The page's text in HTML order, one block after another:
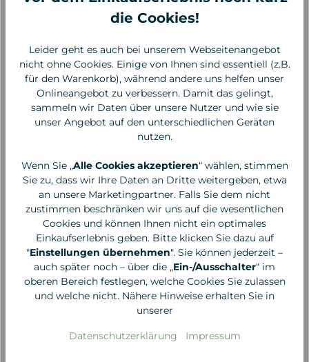
Nagellack
Manucurist
RED CORAL Green
Manucurist
LISA LILAS Green
13,90 €*
die Cookies!
Leider geht es auch bei unserem Webseitenangebot
nicht ohne Cookies. Einige von Ihnen sind essentiell (z.B.
für den Warenkorb), während andere uns helfen unser
Onlineangebot zu verbessern. Damit das gelingt,
sammeln wir Daten über unsere Nutzer und wie sie
unser Angebot auf den unterschiedlichen Geräten
nutzen.
Wenn Sie „Alle Cookies akzeptieren“ wählen, stimmen
Sie zu, dass wir Ihre Daten an Dritte weitergeben, etwa
an unsere Marketingpartner. Falls Sie dem nicht
zustimmen beschränken wir uns auf die wesentlichen
Cookies und können Ihnen nicht ein optimales
Einkaufserlebnis geben. Bitte klicken Sie dazu auf
"Einstellungen übernehmen". Sie können jederzeit –
auch später noch – über die „Ein-/Ausschalter“ im
oberen Bereich festlegen, welche Cookies Sie zulassen
und welche nicht. Nähere Hinweise erhalten Sie in
unserer
Datenschutzerklärung Impressum